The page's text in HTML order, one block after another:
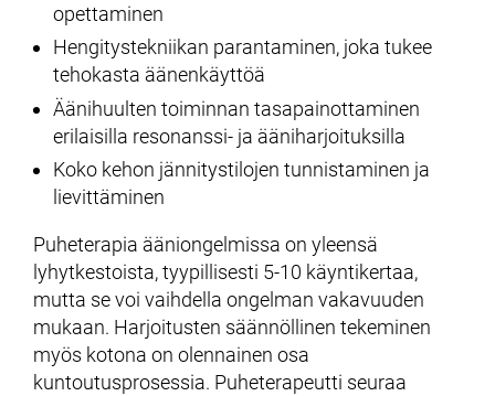
opettaminen
Hengitystekniikan parantaminen, joka tukee
tehokasta äänenkäyttöä
Äänihuulten toiminnan tasapainottaminen
erilaisilla resonanssi- ja ääniharjoituksilla
Koko kehon jännitystilojen tunnistaminen ja
lievittäminen
Puheterapia ääniongelmissa on yleensä
lyhytkestoista, tyypillisesti 5-10 käyntikertaa,
mutta se voi vaihdella ongelman vakavuuden
mukaan. Harjoitusten säännöllinen tekeminen
myös kotona on olennainen osa
kuntoutusprosessia. Puheterapeutti seuraa